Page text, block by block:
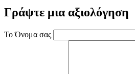
Γράψτε μια αξιολόγηση
Το Όνομα σας